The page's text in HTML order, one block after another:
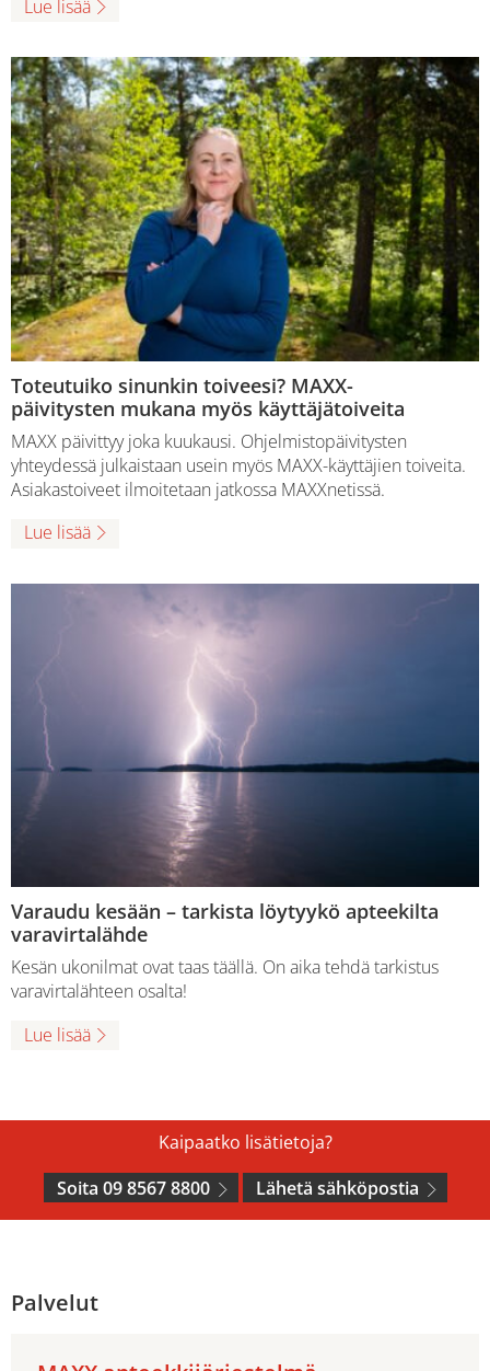
Lue lisää
Toteutuiko sinunkin toiveesi? MAXX-
päivitysten mukana myös käyttäjätoiveita
MAXX päivittyy joka kuukausi. Ohjelmistopäivitysten
yhteydessä julkaistaan usein myös MAXX-käyttäjien toiveita.
Asiakastoiveet ilmoitetaan jatkossa MAXXnetissä.
Lue lisää
Varaudu kesään – tarkista löytyykö apteekilta
varavirtalähde
Kesän ukonilmat ovat taas täällä. On aika tehdä tarkistus
varavirtalähteen osalta!
Lue lisää
Kaipaatko lisätietoja?
Soita 09 8567 8800
Lähetä sähköpostia
Palvelut